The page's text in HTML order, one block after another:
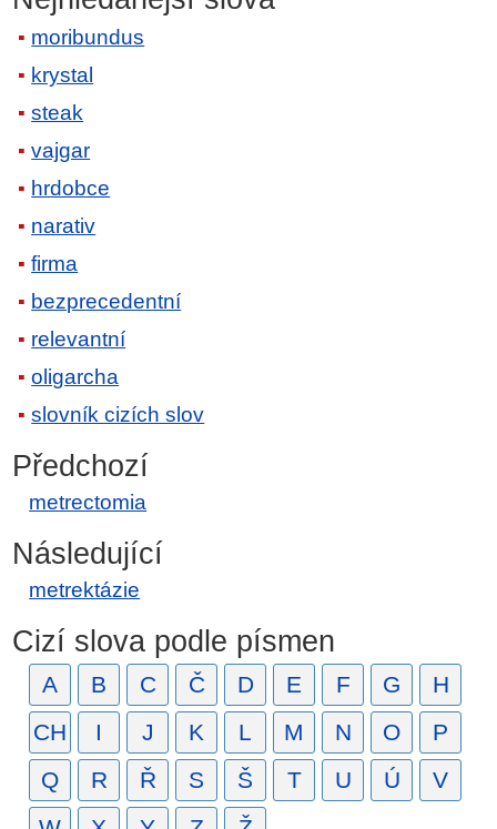
moribundus
krystal
steak
vajgar
hrdobce
narativ
firma
bezprecedentní
relevantní
oligarcha
slovník cizích slov
Předchozí
metrectomia
Následující
metrektázie
Cizí slova podle písmen
A B C Č D E F G
H
CH
I J K L M N O
P
Q
R Ř S Š T U Ú
V